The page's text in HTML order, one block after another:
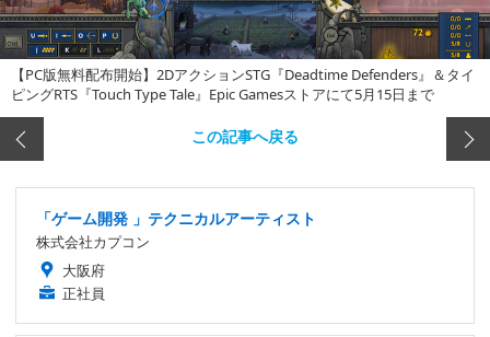
【PC版無料配布開始】2DアクションSTG『Deadtime Defenders』＆タイ
ピングRTS『Touch Type Tale』Epic Gamesストアにて5月15日まで
この記事へ戻る
「ゲーム開発 」テクニカルアーティスト
株式会社カプコン
大阪府
正社員